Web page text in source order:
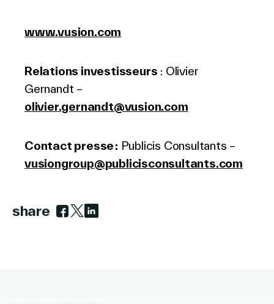
www.vusion.com
Relations investisseurs : Olivier
Gernandt –
olivier.gernandt@vusion.com
Contact presse : Publicis Consultants –
vusiongroup@publicisconsultants.com
share